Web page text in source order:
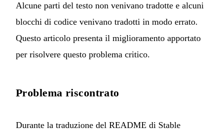
Alcune parti del testo non venivano tradotte e alcuni
blocchi di codice venivano tradotti in modo errato.
Questo articolo presenta il miglioramento apportato
per risolvere questo problema critico.
Problema riscontrato
Durante la traduzione del README di Stable